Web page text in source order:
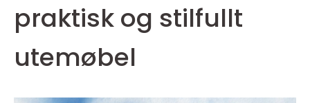
praktisk og stilfullt
utemøbel